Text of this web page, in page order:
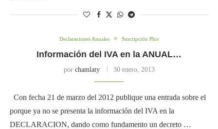
Declaraciones Anuales Suscripción Plus
Información del IVA en la ANUAL…
por chamlaty 30 enero, 2013
Con fecha 21 de marzo del 2012 publique una entrada sobre el
porque ya no se presenta la información del IVA en la
DECLARACION, dando como fundamento un decreto …